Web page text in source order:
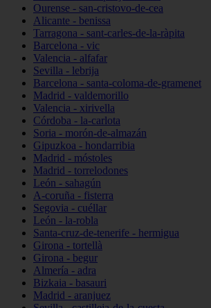
Ourense - san-cristovo-de-cea
Alicante - benissa
Tarragona - sant-carles-de-la-ràpita
Barcelona - vic
Valencia - alfafar
Sevilla - lebrija
Barcelona - santa-coloma-de-gramenet
Madrid - valdemorillo
Valencia - xirivella
Córdoba - la-carlota
Soria - morón-de-almazán
Gipuzkoa - hondarribia
Madrid - móstoles
Madrid - torrelodones
León - sahagún
A-coruña - fisterra
Segovia - cuéllar
León - la-robla
Santa-cruz-de-tenerife - hermigua
Girona - tortellà
Girona - begur
Almería - adra
Bizkaia - basauri
Madrid - aranjuez